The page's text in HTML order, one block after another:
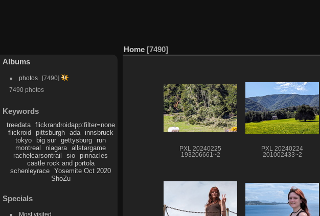
Albums
photos
7490
7490 photos
Keywords
treedata
flickrandroidapp:filter=none
flickroid
pittsburgh ada
innsbruck
tokyo
big sur gettysburg
run
montreal
niagara allstargame
rachelcarsontrail
sio
pinnacles
castle rock and portola
schenleyrace
Yosemite Oct 2020
ShoZu
Specials
Most visited
Home 7490
PXL 20240225
193206661~2
PXL 20240224
201002433~2